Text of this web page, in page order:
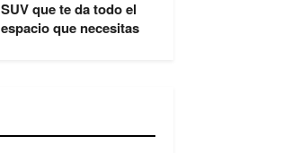
SUV que te da todo el
espacio que necesitas